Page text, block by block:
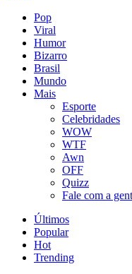
Pop
Viral
Humor
Bizarro
Brasil
Mundo
Mais
Esporte
Celebridades
WOW
WTF
Awn
OFF
Quizz
Fale com a
Últimos
Popular
Hot
Trending